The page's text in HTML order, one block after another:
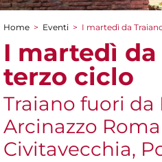
Tu sei qui
Home > Eventi > I martedì da
I martedì da
terzo ciclo
Traiano fuori da
Arcinazzo
Civitavecchia,